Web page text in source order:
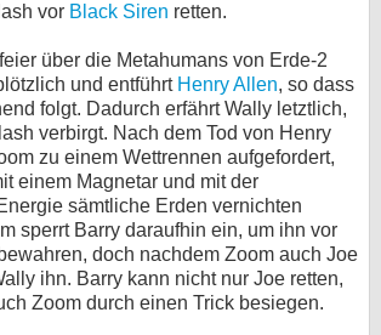
vor Black Siren retten.
über die Metahumans von Erde-2
und entführt Henry Allen, so dass
folgt. Dadurch erfährt Wally letztlich,
verbirgt. Nach dem Tod von Henry
zu einem Wettrennen aufgefordert,
einem Magnetar und mit der
sämtliche Erden vernichten
sperrt Barry daraufhin ein, um ihn vor
doch nachdem Zoom auch Joe
ihn. Barry kann nicht nur Joe retten,
Zoom durch einen Trick besiegen.